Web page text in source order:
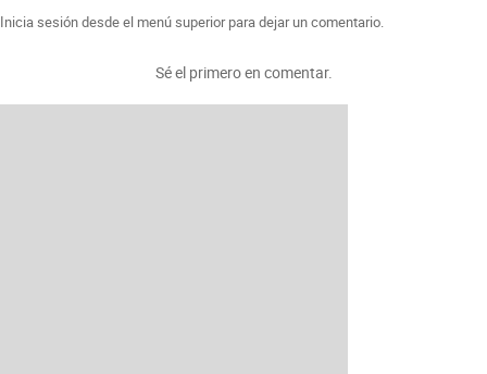
Inicia sesión desde el menú superior para dejar un comentario.
Sé el primero en comentar.